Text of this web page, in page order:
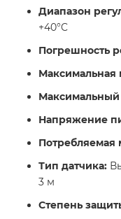
Диапазон
+40°C
Погрешность
Максимальная
Максимальный
Напряжение
Потребляемая
Тип датчика:
3 м
Степень